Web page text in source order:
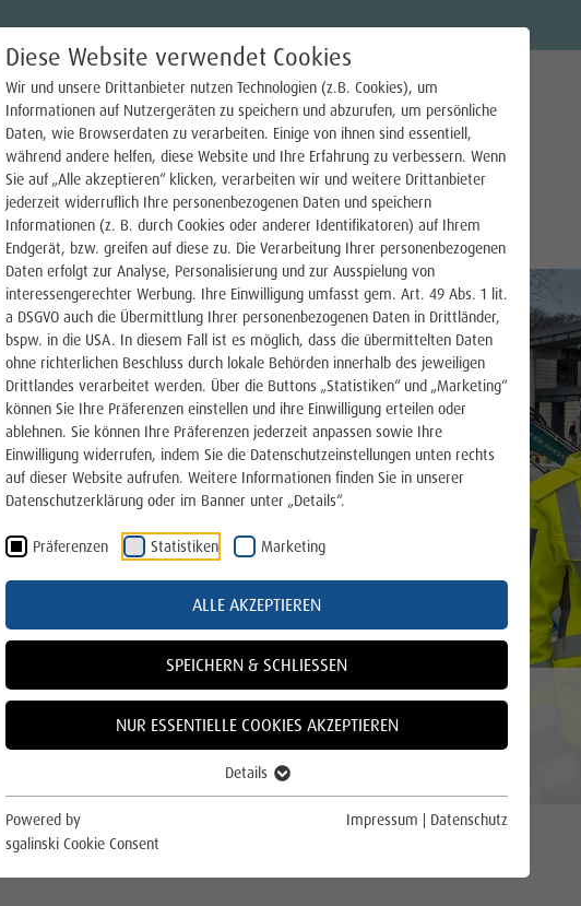
KARRIERE BEI UNS
Diese Website verwendet Cookies
Wir und unsere Drittanbieter nutzen Technologien (z.B. Cookies), um
Informationen auf Nutzergeräten zu speichern und abzurufen, um persönliche
Daten, wie Browserdaten zu verarbeiten. Einige von ihnen sind essentiell,
während andere helfen, diese Website und Ihre Erfahrung zu verbessern. Wenn
Sie auf „Alle akzeptieren“ klicken, verarbeiten wir und weitere Drittanbieter
jederzeit widerruflich Ihre personenbezogenen Daten und speichern
Informationen (z. B. durch Cookies oder anderer Identifikatoren) auf Ihrem
Endgerät, bzw. greifen auf diese zu. Die Verarbeitung Ihrer personenbezogenen
Daten erfolgt zur Analyse, Personalisierung und zur Ausspielung von
interessengerechter Werbung. Ihre Einwilligung umfasst gem. Art. 49 Abs. 1 lit.
a DSGVO auch die Übermittlung Ihrer personenbezogenen Daten in Drittländer,
bspw. in die USA. In diesem Fall ist es möglich, dass die übermittelten Daten
ohne richterlichen Beschluss durch lokale Behörden innerhalb des jeweiligen
Drittlandes verarbeitet werden. Über die Buttons „Statistiken“ und „Marketing“
können Sie Ihre Präferenzen einstellen und ihre Einwilligung erteilen oder
ablehnen. Sie können Ihre Präferenzen jederzeit anpassen sowie Ihre
Einwilligung widerrufen, indem Sie die Datenschutzeinstellungen unten rechts
auf dieser Website aufrufen. Weitere Informationen finden Sie in unserer
Datenschutzerklärung oder im Banner unter „Details“.
Präferenzen Statistiken Marketing
ALLE AKZEPTIEREN
SPEICHERN & SCHLIESSEN
NUR ESSENTIELLE COOKIES AKZEPTIEREN
Details
Powered by
sgalinski Cookie Consent
Impressum | Datenschutz